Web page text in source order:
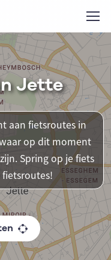
Jette
aan fietsroutes in
op dit moment
Spring op je fiets